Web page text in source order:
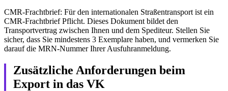
CMR-Frachtbrief: Für den internationalen Straßentransport ist ein
CMR-Frachtbrief Pflicht. Dieses Dokument bildet den
Transportvertrag zwischen Ihnen und dem Spediteur. Stellen Sie
sicher, dass Sie mindestens 3 Exemplare haben, und vermerken Sie
darauf die MRN-Nummer Ihrer Ausfuhranmeldung.
Zusätzliche Anforderungen beim
Export in das VK